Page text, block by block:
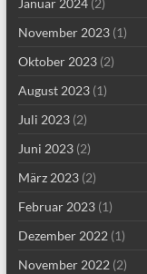
Januar 2024(2)
November 2023(1)
Oktober 2023(2)
August 2023(1)
Juli 2023(2)
Juni 2023(2)
März 2023(2)
Februar 2023(1)
Dezember 2022(1)
November 2022(2)